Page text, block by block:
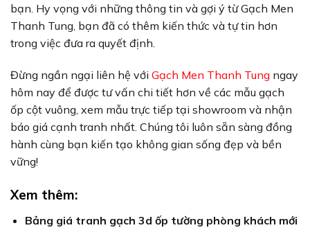
bạn. Hy vọng với những thông tin và gợi ý từ Gạch Men
Thanh Tung, bạn đã có thêm kiến thức và tự tin hơn
trong việc đưa ra quyết định.
Đừng ngần ngại liên hệ với Gạch Men Thanh Tung ngay
hôm nay để được tư vấn chi tiết hơn về các mẫu gạch
ốp cột vuông, xem mẫu trực tiếp tại showroom và nhận
báo giá cạnh tranh nhất. Chúng tôi luôn sẵn sàng đồng
hành cùng bạn kiến tạo không gian sống đẹp và bền
vững!
Xem thêm:
Bảng giá tranh gạch 3d ốp tường phòng khách mới